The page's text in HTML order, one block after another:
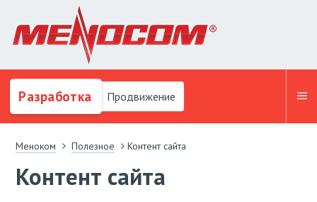
Разработка Продвижение
Меноком Полезное Контент сайта
Контент сайта